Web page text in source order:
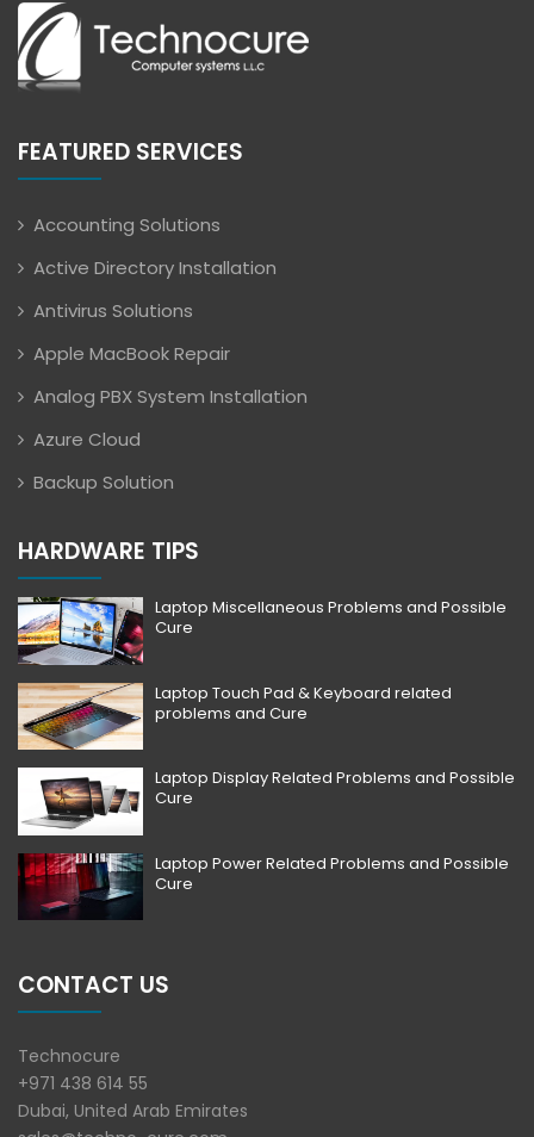
FEATURED SERVICES
Accounting Solutions
Active Directory Installation
Antivirus Solutions
Apple MacBook Repair
Analog PBX System Installation
Azure Cloud
Backup Solution
HARDWARE TIPS
Laptop Miscellaneous Problems and Possible
Cure
Laptop Touch Pad & Keyboard related
problems and Cure
Laptop Display Related Problems and Possible
Cure
Laptop Power Related Problems and Possible
Cure
CONTACT US
Technocure
+971 438 614 55
Dubai, United Arab Emirates